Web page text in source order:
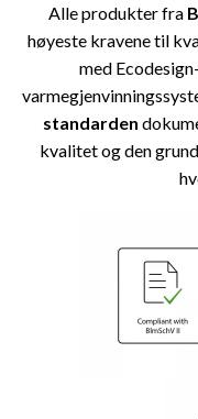
Alle produkter fra
høyeste kravene til
med
standarden
kvalitet og den